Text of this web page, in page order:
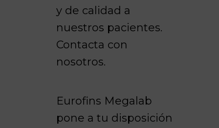
y de calidad a
nuestros pacientes.
Contacta con
nosotros.
Eurofins Megalab
pone a tu disposición